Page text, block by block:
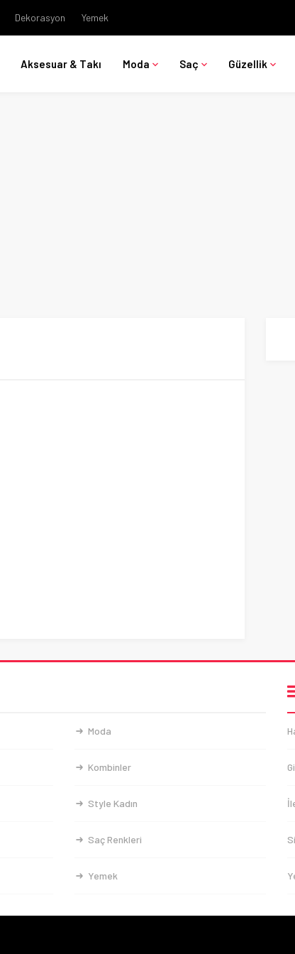
Dekorasyon Yemek
Aksesuar & Takı Moda Saç Güzellik
Moda
Kombinler
Style Kadın
Saç Renkleri
Yemek